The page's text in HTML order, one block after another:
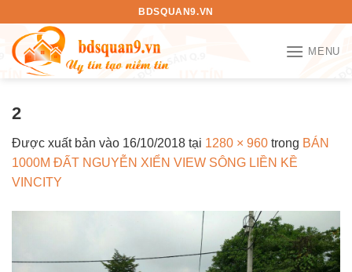
nội
dung
BDSQUAN9.VN
MENU
2
Được xuất bản vào 16/10/2018 tại 1280 × 960 trong BÁN
1000M ĐẤT NGUYỄN XIỂN VIEW SÔNG LIỀN KỀ
VINCITY